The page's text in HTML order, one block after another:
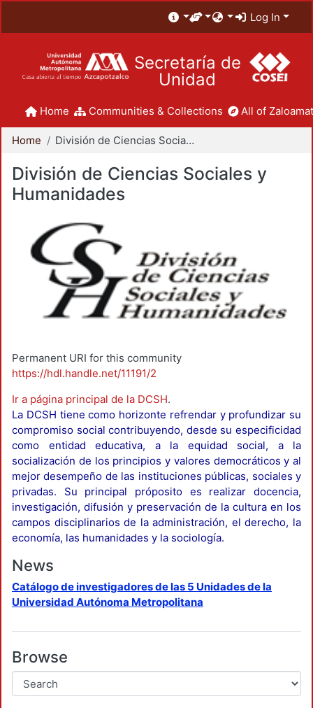
Log In
Secretaría de
Unidad
Home Communities & Collections All of
Home División de Ciencias Sociales y Humanidades
División de Ciencias Sociales y
Humanidades
Permanent URI for this community
https://hdl.handle.net/11191/2
Ir a página principal de la DCSH.
La DCSH tiene como horizonte refrendar y profundizar su
compromiso social contribuyendo, desde su especificidad
como entidad educativa, a la equidad social, a la
socialización de los principios y valores democráticos y al
mejor desempeño de las instituciones públicas, sociales y
privadas. Su principal próposito es realizar docencia,
investigación, difusión y preservación de la cultura en los
campos disciplinarios de la administración, el derecho, la
economía, las humanidades y la sociología.
News
Catálogo de investigadores de las 5 Unidades de la
Universidad Autónoma Metropolitana
Browse